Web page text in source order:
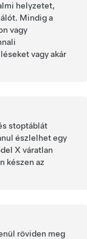
helyzetet,
Mindig a
vagy
vagy akár
stoptáblát
észlelhet egy
X váratlan
készen az
röviden meg